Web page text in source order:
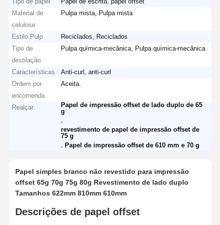
Material de
celulose
Pulpa mista, Pulpa mista
Estilo Pulp
Reciclados, Reciclados
Tipo de
destilação
Pulpa química-mecânica, Pulpa química-mecânica
Características
Anti-curl, anti-curl
Ordem por
encomenda
Aceita.
Realçar:
Papel de impressão offset de lado duplo de 65
g
revestimento de papel de impressão offset de
75 g
,Papel de impressão offset de 610 mm e 70 g
Papel simples branco não revestido para impressão
offset 65g 70g 75g 80g Revestimento de lado duplo
Tamanhos 622mm 810mm 610mm
Descrições de papel offset